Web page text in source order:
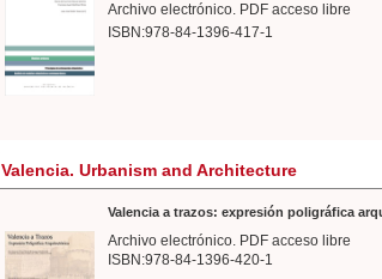
Archivo electrónico. PDF acceso libre
ISBN:978-84-1396-417-1
Valencia. Urbanism and Architecture
Valencia a trazos: expresión poligráfica
Archivo electrónico. PDF acceso libre
ISBN:978-84-1396-420-1